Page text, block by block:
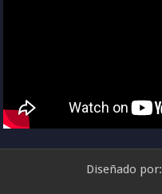
Diseñado por: